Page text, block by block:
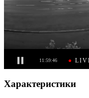
Характеристики